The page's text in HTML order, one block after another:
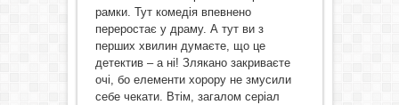
рамки. Тут комедія впевнено
переростає у драму. А тут ви з
перших хвилин думаєте, що це
детектив – а ні! Злякано закриваєте
очі, бо елементи хорору не змусили
себе чекати. Втім, загалом серіал